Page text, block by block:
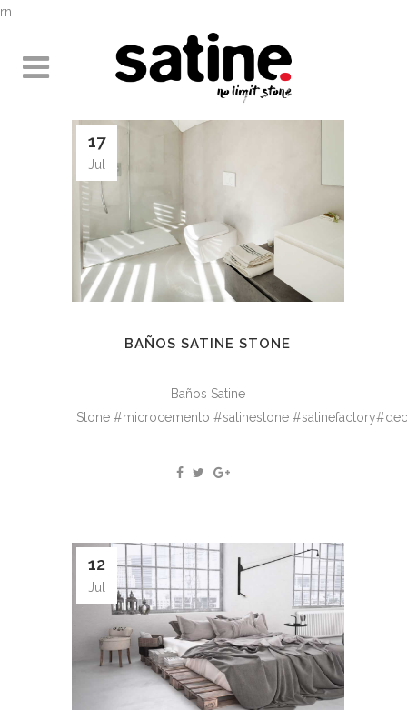
rn
17
Jul
BAÑOS SATINE STONE
Baños Satine
Stone #microcemento #satinestone
12
Jul